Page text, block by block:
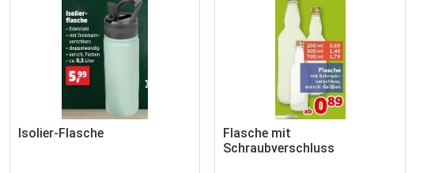
Isolier-Flasche
Flasche mit
Schraubverschluss